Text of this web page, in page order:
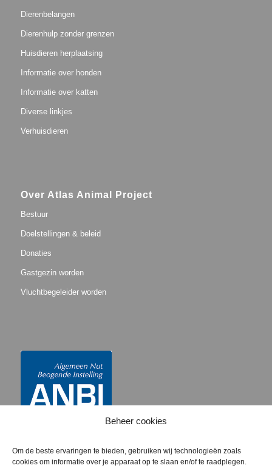
Beheer cookies
Om de beste ervaringen te bieden, gebruiken wij technologieën zoals
cookies om informatie over je apparaat op te slaan en/of te raadplegen.
Dierenbelangen
Dierenhulp zonder grenzen
Huisdieren herplaatsing
Informatie over honden
Informatie over katten
Diverse linkjes
Verhuisdieren
Over Atlas Animal Project
Bestuur
Doelstellingen & beleid
Donaties
Gastgezin worden
Vluchtbegeleider worden